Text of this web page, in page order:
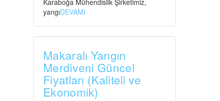
Karaboğa Mühendislik Şirketimiz,
yangıDEVAMI
Makaralı Yangın
Merdiveni Güncel
Fiyatları (Kaliteli ve
Ekonomik)